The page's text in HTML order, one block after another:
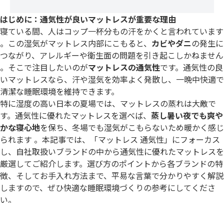
はじめに：通気性が良いマットレスが重要な理由
寝ている間、人はコップ一杯分もの汗をかくと言われています
。この湿気がマットレス内部にこもると、 カビやダニの発生に
つながり、アレルギーや衛生面の問題を引き起こしかねません
。そこで注目したいのがマットレスの通気性です。通気性の良
いマットレスなら、汗や湿気を効率よく発散し、一晩中快適で
清潔な睡眠環境を維持できます。
特に湿度の高い日本の夏場では、マットレスの蒸れは大敵で
す。通気性に優れたマットレスを選べば、 蒸し暑い夜でも爽や
かな寝心地を保ち、冬場でも湿気がこもらないため暖かく感じ
られます 。本記事では、「マットレス 通気性」にフォーカス
し、自社取扱いブランドの中から通気性に優れたマットレスを
厳選してご紹介します。選び方のポイントから各ブランドの特
徴、そしてお手入れ方法まで、平易な言葉で分かりやすく解説
しますので、ぜひ快適な睡眠環境づくりの参考にしてくださ
い。